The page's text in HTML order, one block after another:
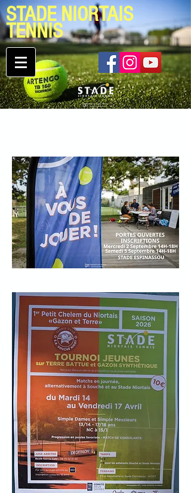
STADE NIORTAIS
TENNIS